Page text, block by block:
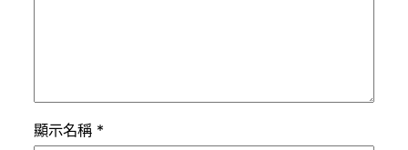
顯示名稱 *